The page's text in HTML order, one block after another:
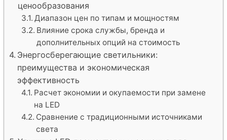
ценообразования
Диапазон цен по типам и мощностям
Влияние срока службы, бренда и
дополнительных опций на стоимость
Энергосберегающие светильники:
преимущества и экономическая
эффективность
Расчет экономии и окупаемости при замене
на LED
Сравнение с традиционными источниками
света